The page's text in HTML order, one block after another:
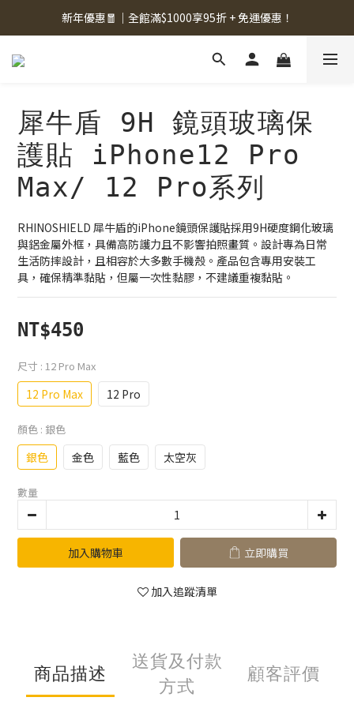
新年優惠🧧｜全館滿$1000享95折 + 免運優惠！
犀牛盾 9H 鏡頭玻璃保
護貼 iPhone12 Pro
Max/ 12 Pro系列
RHINOSHIELD 犀牛盾的iPhone鏡頭保護貼採用9H硬度鋼化玻璃
與鋁金屬外框，具備高防護力且不影響拍照畫質。設計專為日常
生活防摔設計，且相容於大多數手機殼。產品包含專用安裝工
具，確保精準黏貼，但屬一次性黏膠，不建議重複黏貼。
NT$450
尺寸 : 12 Pro Max
12 Pro Max 12 Pro
顏色 : 銀色
銀色 金色 藍色 太空灰
數量
加入購物車 立即購買
加入追蹤清單
商品描述
送貨及付款
方式
顧客評價